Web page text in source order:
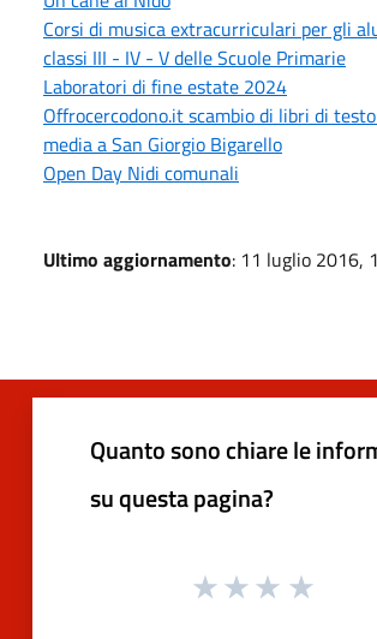
Corsi di musica extracurriculari per gli
classi III - IV - V delle Scuole Primarie
Laboratori di fine estate 2024
Offrocercodono.it scambio di libri di
media a San Giorgio Bigarello
Open Day Nidi comunali
Ultimo aggiornamento: 11 luglio 2016,
Quanto sono chiare le
su questa pagina?